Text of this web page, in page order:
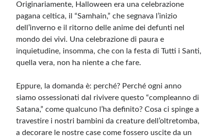
Originariamente, Halloween era una celebrazione
pagana celtica, il “Samhain,” che segnava l’inizio
dell’inverno e il ritorno delle anime dei defunti nel
mondo dei vivi. Una celebrazione di paura e
inquietudine, insomma, che con la festa di Tutti i Santi,
quella vera, non ha niente a che fare.
Eppure, la domanda è: perché? Perché ogni anno
siamo ossessionati dal rivivere questo “compleanno di
Satana,” come qualcuno l’ha definito? Cosa ci spinge a
travestire i nostri bambini da creature dell’oltretomba,
a decorare le nostre case come fossero uscite da un